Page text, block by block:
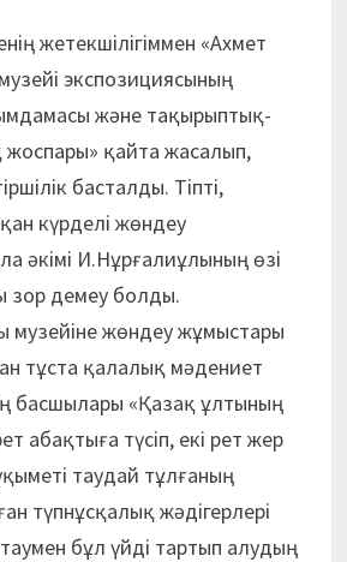
жетекшілігіммен «Ахмет
экспозициясының
және тақырыптық-
қайта жасалып,
басталды. Тіпті,
күрделі жөндеу
әкімі И.Нұрғалиұлының өзі
зор демеу болды.
музейіне жөндеу жұмыстары
тұста қалалық мәдениет
басшылары «Қазақ ұлтының
абақтыға түсіп, екі рет жер
таудай тұлғаның
түпнұсқалық жәдігерлері
бұл үйді тартып алудың